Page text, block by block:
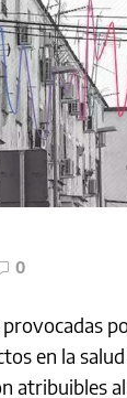
0
en la
atribuibles